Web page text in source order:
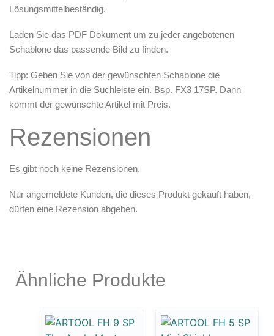
Lösungsmittelbeständig.
Laden Sie das PDF Dokument um zu jeder angebotenen
Schablone das passende Bild zu finden.
Tipp: Geben Sie von der gewünschten Schablone die
Artikelnummer in die Suchleiste ein. Bsp. FX3 17SP. Dann
kommt der gewünschte Artikel mit Preis.
Rezensionen
Es gibt noch keine Rezensionen.
Nur angemeldete Kunden, die dieses Produkt gekauft haben,
dürfen eine Rezension abgeben.
Ähnliche Produkte